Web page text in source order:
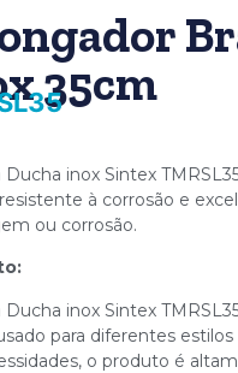
35cm
inox Sintex
à corrosão e
ou corrosão.
inox Sintex
para diferentes estilos
o produto é